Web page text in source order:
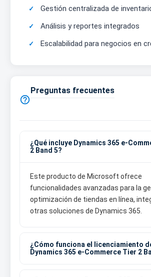
Gestión centralizada de
Análisis y reportes integrados
Escalabilidad para negocios en

Preguntas frecuentes
¿Qué incluye Dynamics 365 e-
2 Band 5?
Este producto de Microsoft ofrece
funcionalidades avanzadas para la
optimización de tiendas en línea,
otras soluciones de Dynamics 365.
¿Cómo funciona el licenciamiento
Dynamics 365 e-Commerce Tier 2